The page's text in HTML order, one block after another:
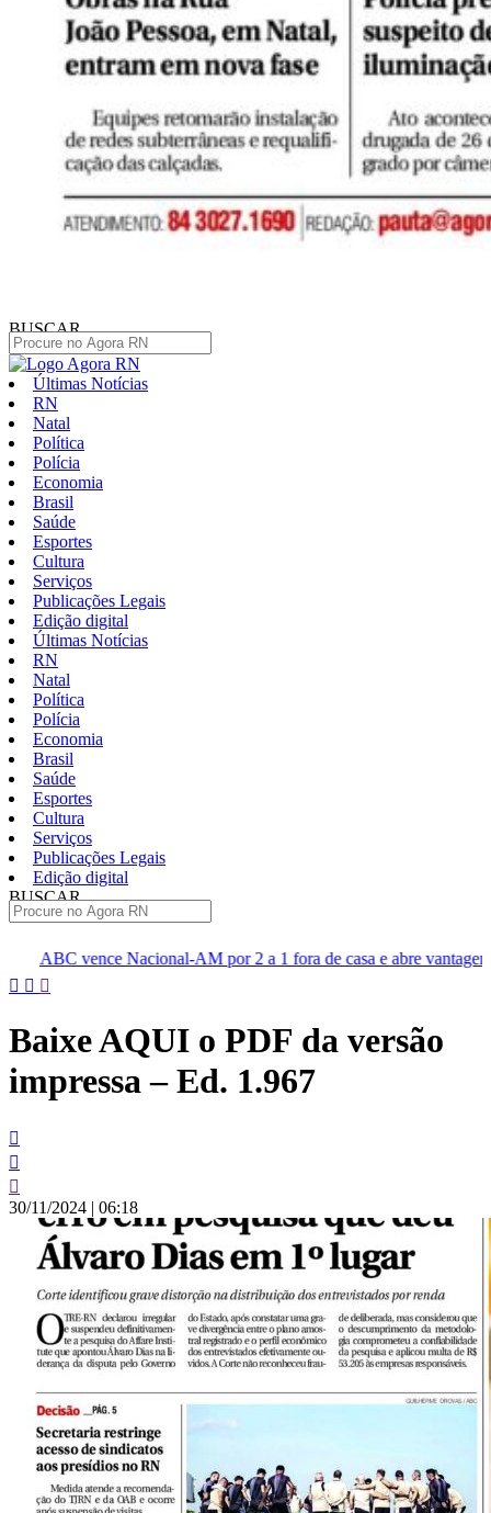
BUSCAR
Últimas Notícias
RN
Natal
Política
Polícia
Economia
Brasil
Saúde
Esportes
Cultura
Serviços
Publicações Legais
Edição digital
Últimas Notícias
RN
Natal
Política
Polícia
Economia
Brasil
Saúde
Esportes
Cultura
Serviços
Publicações Legais
Edição digital
BUSCAR
AM por 2 a 1 fora de casa e abre vantagem nas quartas
Pular
conteúdo
Baixe AQUI o PDF da versão
impressa – Ed. 1.967
30/11/2024 | 06:18